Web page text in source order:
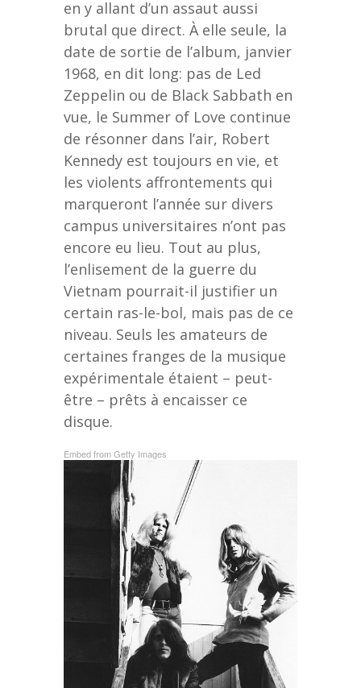
en y allant d’un assaut aussi
brutal que direct. À elle seule, la
date de sortie de l’album, janvier
1968, en dit long: pas de Led
Zeppelin ou de Black Sabbath en
vue, le Summer of Love continue
de résonner dans l’air, Robert
Kennedy est toujours en vie, et
les violents affrontements qui
marqueront l’année sur divers
campus universitaires n’ont pas
encore eu lieu. Tout au plus,
l’enlisement de la guerre du
Vietnam pourrait-il justifier un
certain ras-le-bol, mais pas de ce
niveau. Seuls les amateurs de
certaines franges de la musique
expérimentale étaient – peut-
être – prêts à encaisser ce
disque.
Embed from Getty Images